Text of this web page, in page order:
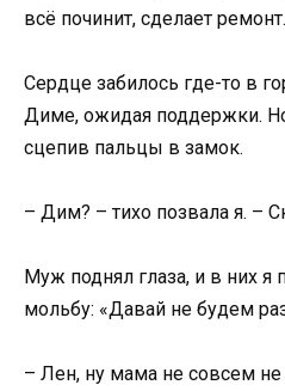
всё починит, сделает
Сердце забилось где-то в
Диме, ожидая поддержки.
сцепив пальцы в замок.
– Дим? – тихо позвала я. –
Муж поднял глаза, и в них я
мольбу: «Давай не будем
– Лен, ну мама не совсем не